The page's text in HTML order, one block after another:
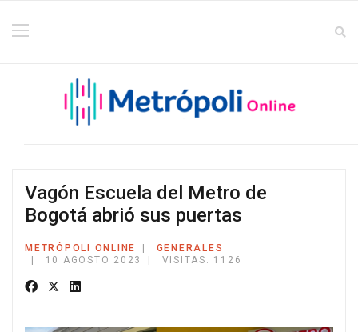
Vagón Escuela del Metro de
Bogotá abrió sus puertas
METRÓPOLI ONLINE
GENERALES
10 AGOSTO 2023
VISITAS: 1126